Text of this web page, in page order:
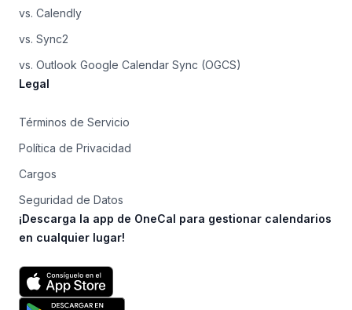
vs. Calendly
vs. Sync2
vs. Outlook Google Calendar Sync (OGCS)
Legal
Términos de Servicio
Política de Privacidad
Cargos
Seguridad de Datos
¡Descarga la app de OneCal para gestionar calendarios
en cualquier lugar!